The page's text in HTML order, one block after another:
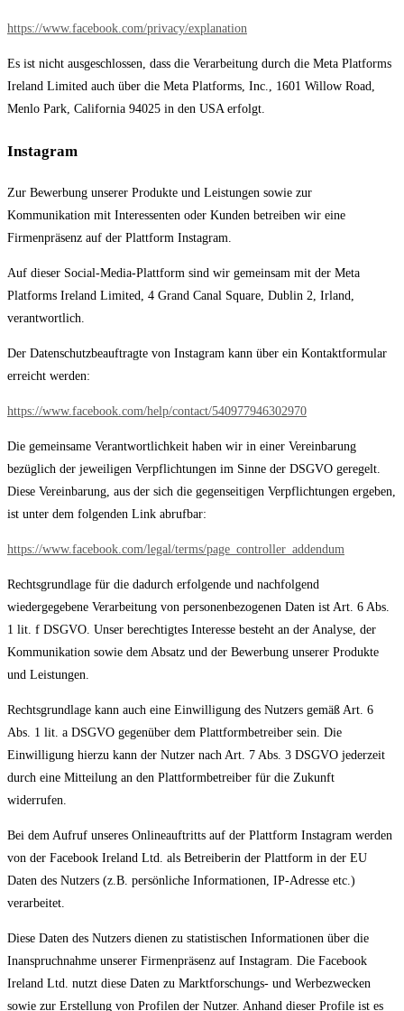
https://www.facebook.com/privacy/explanation
Es ist nicht ausgeschlossen, dass die Verarbeitung durch die Meta Platforms
Ireland Limited auch über die Meta Platforms, Inc., 1601 Willow Road,
Menlo Park, California 94025 in den USA erfolgt.
Instagram
Zur Bewerbung unserer Produkte und Leistungen sowie zur
Kommunikation mit Interessenten oder Kunden betreiben wir eine
Firmenpräsenz auf der Plattform Instagram.
Auf dieser Social-Media-Plattform sind wir gemeinsam mit der Meta
Platforms Ireland Limited, 4 Grand Canal Square, Dublin 2, Irland,
verantwortlich.
Der Datenschutzbeauftragte von Instagram kann über ein Kontaktformular
erreicht werden:
https://www.facebook.com/help/contact/540977946302970
Die gemeinsame Verantwortlichkeit haben wir in einer Vereinbarung
bezüglich der jeweiligen Verpflichtungen im Sinne der DSGVO geregelt.
Diese Vereinbarung, aus der sich die gegenseitigen Verpflichtungen ergeben,
ist unter dem folgenden Link abrufbar:
https://www.facebook.com/legal/terms/page_controller_addendum
Rechtsgrundlage für die dadurch erfolgende und nachfolgend
wiedergegebene Verarbeitung von personenbezogenen Daten ist Art. 6 Abs.
1 lit. f DSGVO. Unser berechtigtes Interesse besteht an der Analyse, der
Kommunikation sowie dem Absatz und der Bewerbung unserer Produkte
und Leistungen.
Rechtsgrundlage kann auch eine Einwilligung des Nutzers gemäß Art. 6
Abs. 1 lit. a DSGVO gegenüber dem Plattformbetreiber sein. Die
Einwilligung hierzu kann der Nutzer nach Art. 7 Abs. 3 DSGVO jederzeit
durch eine Mitteilung an den Plattformbetreiber für die Zukunft
widerrufen.
Bei dem Aufruf unseres Onlineauftritts auf der Plattform Instagram werden
von der Facebook Ireland Ltd. als Betreiberin der Plattform in der EU
Daten des Nutzers (z.B. persönliche Informationen, IP-Adresse etc.)
verarbeitet.
Diese Daten des Nutzers dienen zu statistischen Informationen über die
Inanspruchnahme unserer Firmenpräsenz auf Instagram. Die Facebook
Ireland Ltd. nutzt diese Daten zu Marktforschungs- und Werbezwecken
sowie zur Erstellung von Profilen der Nutzer. Anhand dieser Profile ist es